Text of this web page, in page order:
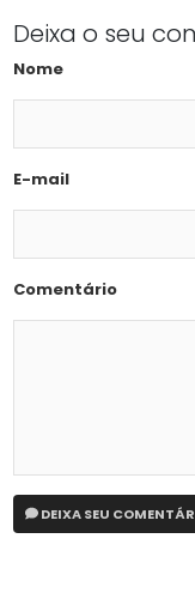
Deixa o seu
Nome
E-mail
Comentário
DEIXA SEU